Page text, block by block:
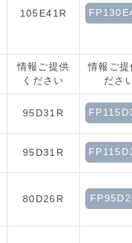
105E41R
情報ご提供
ください
情報ご
ださ
95D31R
95D31R
80D26R